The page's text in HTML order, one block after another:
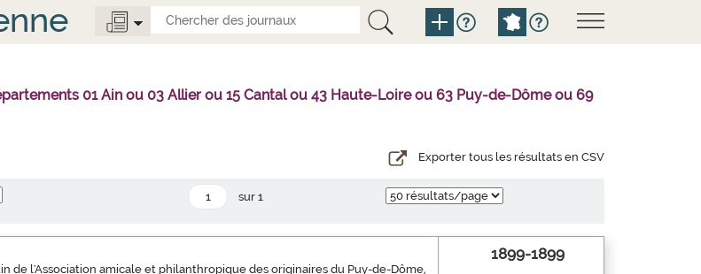
01 Ain ou 03 Allier ou 15 Cantal ou 43 Haute-Loire ou 63 Puy-de-Dôme ou 69
Exporter tous les résultats en CSV
sur 1
de l'Association amicale et philanthropique des originaires du Puy-de-Dôme,
1899-1899